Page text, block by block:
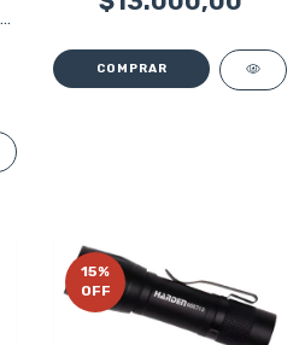
15%
OFF